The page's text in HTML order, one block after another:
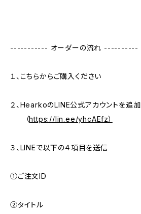
----------- オーダーの流れ ----------
１、こちらからご購入ください
２、HearkoのLINE公式アカウントを追加
（https://lin.ee/yhcAEfz）
３、LINEで以下の４項目を送信
①ご注文ID
②タイトル